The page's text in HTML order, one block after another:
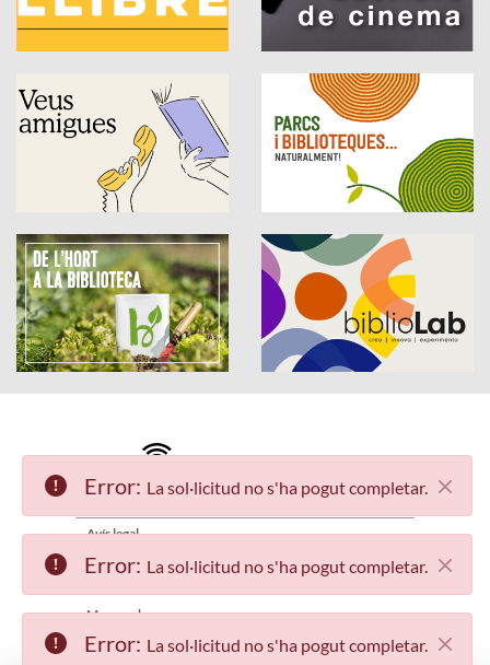
Avís legal
Política de privacitat
Mapa web
Qui som
Error: La sol·licitud no s'ha pogut completar.
Error: La sol·licitud no s'ha pogut completar.
Error: La sol·licitud no s'ha pogut completar.